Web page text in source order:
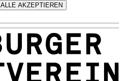
ALLE AKZEPTIEREN